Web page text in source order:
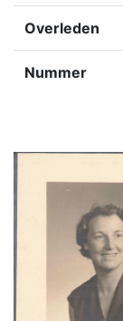
Overleden
Nummer